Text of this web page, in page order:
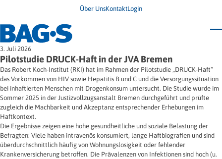
Über UnsKontaktLogin
Bundestagung 2026
Wo finde ich Hilfe?
News
Termine
Veröffentlichungen
Infodienst
Wegweiser
Jugendbroschüre
Impulse
Presse & Stellungnahmen
Newsletter
Unsere Themen
Angehörige
Ersatzfreiheitsstrafe
Freie Straffälligenhilfe
Gesundheit
Migration
Frauen
Wohnen
3. Juli 2026
Pilotstudie DRUCK-Haft in der JVA Bremen
Das Robert Koch-Institut (RKI) hat im Rahmen der Pilotstudie „DRUCK-Haft“
das Vorkommen von HIV sowie Hepatitis B und C und die Versorgungssituation
bei inhaftierten Menschen mit Drogenkonsum untersucht. Die Studie wurde im
Sommer 2025 in der Justizvollzugsanstalt Bremen durchgeführt und prüfte
zugleich die Machbarkeit und Akzeptanz entsprechender Erhebungen im
Haftkontext.
Die Ergebnisse zeigen eine hohe gesundheitliche und soziale Belastung der
Befragten: Viele haben intravenös konsumiert, lange Haftbiografien und sind
überdurchschnittlich häufig von Wohnungslosigkeit oder fehlender
Krankenversicherung betroffen. Die Prävalenzen von Infektionen sind hoch (u.